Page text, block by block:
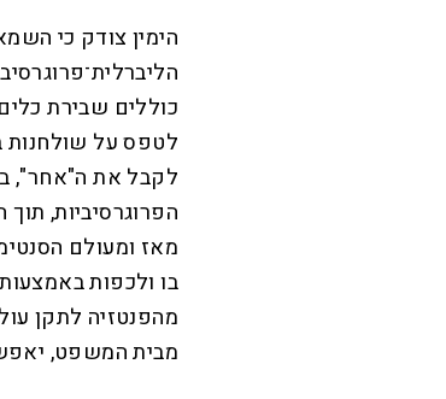
הימין צודק כי
כוללים שבירת
לטפס על שולחנות
לקבל את ה"אחר",
הפרוגרסיביות,
מאז ומעולם
בו ולכפות
מהפנטזיה לתקן
מבית המשפט,